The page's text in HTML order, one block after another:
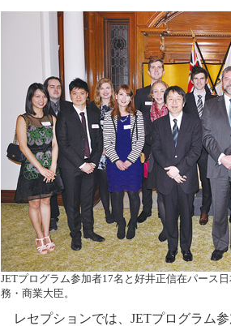
JETプログラム参加者17名と好井正信在パース
務・商業大臣。
レセプションでは、JETプログラム